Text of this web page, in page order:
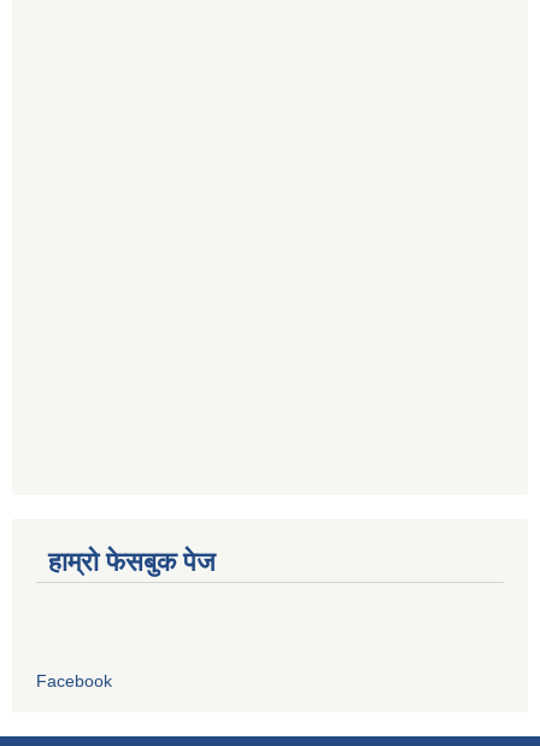
हाम्रो फेसबुक पेज
Facebook